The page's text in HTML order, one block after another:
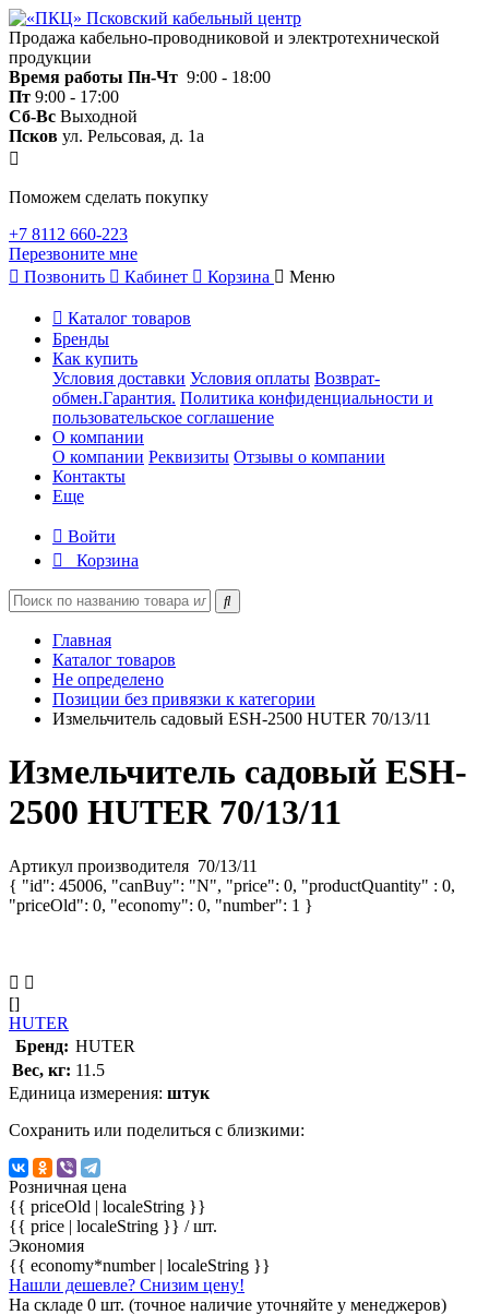
Продажа кабельно-проводниковой и электротехнической
продукции
Время работы Пн-Чт 9:00 - 18:00
Пт 9:00 - 17:00
Сб-Вс Выходной
Псков ул. Рельсовая, д. 1а
Поможем сделать покупку
+7 8112 660-223
Перезвоните мне
Позвонить
Кабинет Корзина Меню
Каталог товаров
Бренды
Как купить
Условия доставки Условия оплаты Возврат-
обмен.Гарантия. Политика конфиденциальности и
пользовательское соглашение
О компании
О компании Реквизиты Отзывы о компании
Контакты
Еще
Войти
Корзина
Главная
Каталог товаров
Не определено
Позиции без привязки к категории
Измельчитель садовый ESH-2500 HUTER 70/13/11
Измельчитель садовый ESH-
2500 HUTER 70/13/11
Артикул производителя 70/13/11
{ "id": 45006, "canBuy": "N", "price": 0, "productQuantity" : 0,
"priceOld": 0, "economy": 0, "number": 1 }
[]
HUTER
Бренд: HUTER
Вес, кг: 11.5
Единица измерения: штук
Сохранить или поделиться с близкими:
Розничная цена
{{ priceOld | localeString }}
{{ price | localeString }} / шт.
Экономия
{{ economy*number | localeString }}
Нашли дешевле? Снизим цену!
На складе 0 шт. (точное наличие уточняйте у менеджеров)